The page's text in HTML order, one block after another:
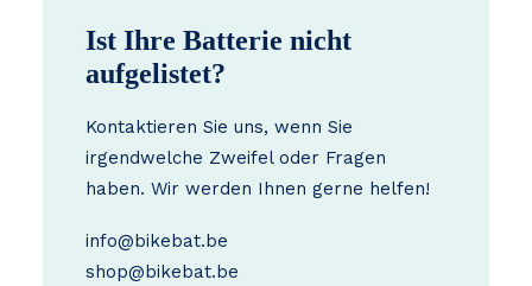
Ist Ihre Batterie nicht
aufgelistet?
Kontaktieren Sie uns, wenn Sie
irgendwelche Zweifel oder Fragen
haben. Wir werden Ihnen gerne helfen!
info@bikebat.be
shop@bikebat.be